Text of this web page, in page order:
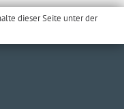
dieser Seite unter der